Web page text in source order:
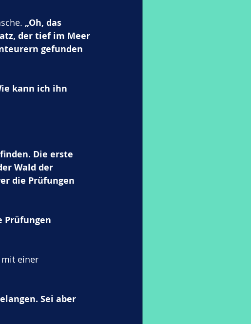
„Oh, das
der tief im Meer
gefunden
kann ich ihn
Die erste
Wald der
die Prüfungen
Prüfungen
mit einer
Sei aber